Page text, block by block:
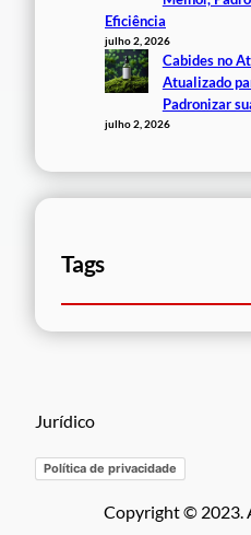
Eficiência
julho 2, 2026
Cabides no
Atualizado
Padronizar
julho 2, 2026
Tags
Jurídico
Política de privacidade
Copyright © 2023.